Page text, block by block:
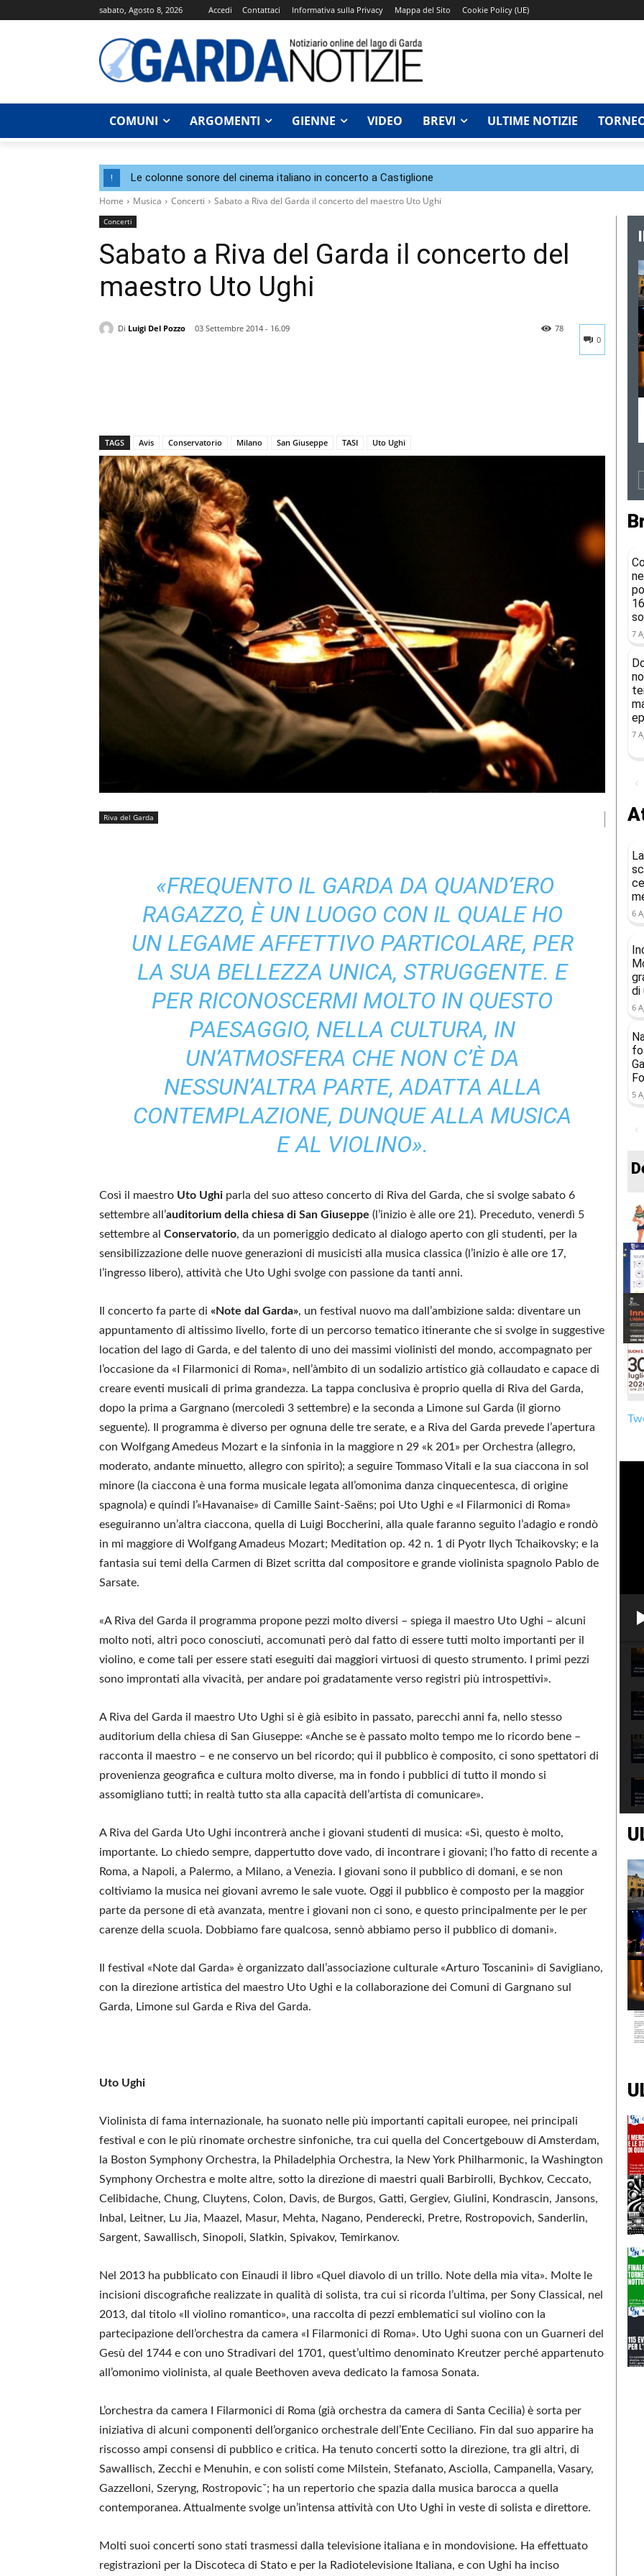
sabato, Agosto 8, 2026 Accedi Contattaci Informativa sulla Privacy Mappa del Sito Cookie Policy (UE)
COMUNI ARGOMENTI GIENNE VIDEO BREVI ULTIME NOTIZIE
! Le colonne sonore del cinema italiano in concerto a Castiglione
Home Musica Concerti Sabato a Riva del Garda il concerto del maestro Uto Ughi
Concerti
Sabato a Riva del Garda il concerto del
maestro Uto Ughi
Di Luigi Del Pozzo
03 Settembre 2014 - 16.09
0
78
TAGS Avis Conservatorio Milano San Giuseppe TASI Uto Ughi
Riva del Garda
«FREQUENTO IL GARDA DA QUAND’ERO
RAGAZZO, È UN LUOGO CON IL QUALE HO
UN LEGAME AFFETTIVO PARTICOLARE, PER
LA SUA BELLEZZA UNICA, STRUGGENTE. E
PER RICONOSCERMI MOLTO IN QUESTO
PAESAGGIO, NELLA CULTURA, IN
UN’ATMOSFERA CHE NON C’È DA
NESSUN’ALTRA PARTE, ADATTA ALLA
CONTEMPLAZIONE, DUNQUE ALLA MUSICA
E AL VIOLINO».
Così il maestro Uto Ughi parla del suo atteso concerto di Riva del Garda, che si svolge sabato 6
settembre all’auditorium della chiesa di San Giuseppe (l’inizio è alle ore 21). Preceduto, venerdì 5
settembre al Conservatorio, da un pomeriggio dedicato al dialogo aperto con gli studenti, per la
sensibilizzazione delle nuove generazioni di musicisti alla musica classica (l’inizio è alle ore 17,
l’ingresso libero), attività che Uto Ughi svolge con passione da tanti anni.
Il concerto fa parte di «Note dal Garda», un festival nuovo ma dall’ambizione salda: diventare un
appuntamento di altissimo livello, forte di un percorso tematico itinerante che si svolge in suggestive
location del lago di Garda, e del talento di uno dei massimi violinisti del mondo, accompagnato per
l’occasione da «I Filarmonici di Roma», nell’àmbito di un sodalizio artistico già collaudato e capace di
creare eventi musicali di prima grandezza. La tappa conclusiva è proprio quella di Riva del Garda,
dopo la prima a Gargnano (mercoledì 3 settembre) e la seconda a Limone sul Garda (il giorno
seguente). Il programma è diverso per ognuna delle tre serate, e a Riva del Garda prevede l’apertura
con Wolfgang Amedeus Mozart e la sinfonia in la maggiore n 29 «k 201» per Orchestra (allegro,
moderato, andante minuetto, allegro con spirito); a seguire Tommaso Vitali e la sua ciaccona in sol
minore (la ciaccona è una forma musicale legata all’omonima danza cinquecentesca, di origine
spagnola) e quindi l’«Havanaise» di Camille Saint-Saëns; poi Uto Ughi e «I Filarmonici di Roma»
eseguiranno un’altra ciaccona, quella di Luigi Boccherini, alla quale faranno seguito l’adagio e rondò
in mi maggiore di Wolfgang Amadeus Mozart; Meditation op. 42 n. 1 di Pyotr Ilych Tchaikovsky; e la
fantasia sui temi della Carmen di Bizet scritta dal compositore e grande violinista spagnolo Pablo de
Sarsate.
«A Riva del Garda il programma propone pezzi molto diversi – spiega il maestro Uto Ughi – alcuni
molto noti, altri poco conosciuti, accomunati però dal fatto di essere tutti molto importanti per il
violino, e come tali per essere stati eseguiti dai maggiori virtuosi di questo strumento. I primi pezzi
sono improntati alla vivacità, per andare poi gradatamente verso registri più introspettivi».
A Riva del Garda il maestro Uto Ughi si è già esibito in passato, parecchi anni fa, nello stesso
auditorium della chiesa di San Giuseppe: «Anche se è passato molto tempo me lo ricordo bene –
racconta il maestro – e ne conservo un bel ricordo; qui il pubblico è composito, ci sono spettatori di
provenienza geografica e cultura molto diverse, ma in fondo i pubblici di tutto il mondo si
assomigliano tutti; in realtà tutto sta alla capacità dell’artista di comunicare».
A Riva del Garda Uto Ughi incontrerà anche i giovani studenti di musica: «Sì, questo è molto,
importante. Lo chiedo sempre, dappertutto dove vado, di incontrare i giovani; l’ho fatto di recente a
Roma, a Napoli, a Palermo, a Milano, a Venezia. I giovani sono il pubblico di domani, e se non
coltiviamo la musica nei giovani avremo le sale vuote. Oggi il pubblico è composto per la maggior
parte da persone di età avanzata, mentre i giovani non ci sono, e questo principalmente per le per
carenze della scuola. Dobbiamo fare qualcosa, sennò abbiamo perso il pubblico di domani».
Il festival «Note dal Garda» è organizzato dall’associazione culturale «Arturo Toscanini» di Savigliano,
con la direzione artistica del maestro Uto Ughi e la collaborazione dei Comuni di Gargnano sul
Garda, Limone sul Garda e Riva del Garda.
Uto Ughi
Violinista di fama internazionale, ha suonato nelle più importanti capitali europee, nei principali
festival e con le più rinomate orchestre sinfoniche, tra cui quella del Concertgebouw di Amsterdam,
la Boston Symphony Orchestra, la Philadelphia Orchestra, la New York Philharmonic, la Washington
Symphony Orchestra e molte altre, sotto la direzione di maestri quali Barbirolli, Bychkov, Ceccato,
Celibidache, Chung, Cluytens, Colon, Davis, de Burgos, Gatti, Gergiev, Giulini, Kondrascin, Jansons,
Inbal, Leitner, Lu Jia, Maazel, Masur, Mehta, Nagano, Penderecki, Pretre, Rostropovich, Sanderlin,
Sargent, Sawallisch, Sinopoli, Slatkin, Spivakov, Temirkanov.
Nel 2013 ha pubblicato con Einaudi il libro «Quel diavolo di un trillo. Note della mia vita». Molte le
incisioni discografiche realizzate in qualità di solista, tra cui si ricorda l’ultima, per Sony Classical, nel
2013, dal titolo «Il violino romantico», una raccolta di pezzi emblematici sul violino con la
partecipazione dell’orchestra da camera «I Filarmonici di Roma». Uto Ughi suona con un Guarneri del
Gesù del 1744 e con uno Stradivari del 1701, quest’ultimo denominato Kreutzer perché appartenuto
all’omonimo violinista, al quale Beethoven aveva dedicato la famosa Sonata.
L’orchestra da camera I Filarmonici di Roma (già orchestra da camera di Santa Cecilia) è sorta per
iniziativa di alcuni componenti dell’organico orchestrale dell’Ente Ceciliano. Fin dal suo apparire ha
riscosso ampi consensi di pubblico e critica. Ha tenuto concerti sotto la direzione, tra gli altri, di
Sawallisch, Zecchi e Menuhin, e con solisti come Milstein, Stefanato, Asciolla, Campanella, Vasary,
Gazzelloni, Szeryng, Rostropovicˇ; ha un repertorio che spazia dalla musica barocca a quella
contemporanea. Attualmente svolge un’intensa attività con Uto Ughi in veste di solista e direttore.
Molti suoi concerti sono stati trasmessi dalla televisione italiana e in mondovisione. Ha effettuato
registrazioni per la Discoteca di Stato e per la Radiotelevisione Italiana, e con Ughi ha inciso
7
7
6
di
6
5